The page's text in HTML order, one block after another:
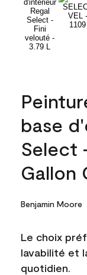
base
Select
Gallon
Benjamin Moore
Le choix
lavabilité et
quotidien.